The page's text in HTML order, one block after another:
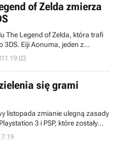
of Zelda zmierza
The Legend of Zelda, która trafi
3DS. Eiji Aonuma, jeden z
zajmuje się rozwojem marki,
kontynuacja żadnej z gier
ale zupełnie świeży
19:03
się grami
listopada zmianie ulegną zasady
3 i PSP, które zostały
PSN.